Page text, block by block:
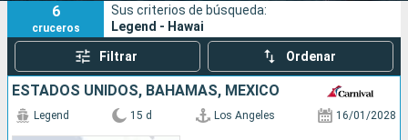
6
cruceros
Sus criterios de búsqueda:
Legend - Hawai
Filtrar Ordenar
ESTADOS UNIDOS, BAHAMAS, MÉXICO
Legend 15 d Los Angeles 16/01/2028